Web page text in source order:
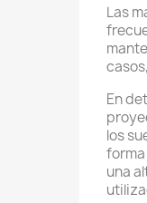
Las
En
los
una